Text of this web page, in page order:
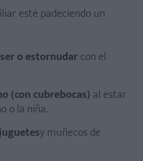
esté padeciendo un
o estornudarcon el
(con cubrebocas) al estar
o la niña.
y muñecos de